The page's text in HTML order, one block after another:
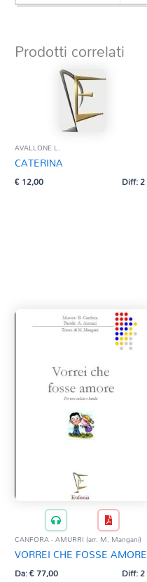
Prodotti correlati
AVALLONE L.
CATERINA
€12,00 Diff: 2
CANFORA - AMURRI (arr. M. Mangani)
VORREI CHE FOSSE AMORE
Da:€77,00 Diff: 2